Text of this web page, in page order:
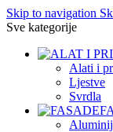
Skip to navigation
Sve kategorije
Alati i
Ljestve
Svrdla